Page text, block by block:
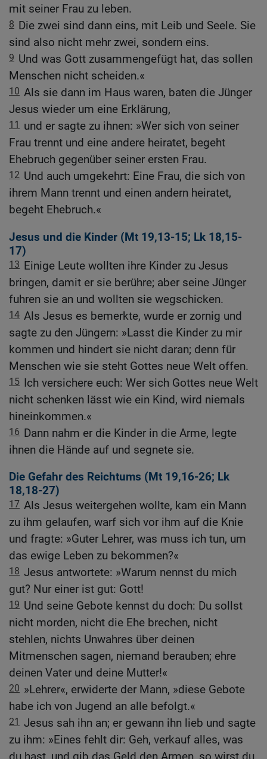
mit seiner Frau zu leben.
8 Die zwei sind dann eins, mit Leib und Seele. Sie
sind also nicht mehr zwei, sondern eins.
9 Und was Gott zusammengefügt hat, das sollen
Menschen nicht scheiden.«
10 Als sie dann im Haus waren, baten die Jünger
Jesus wieder um eine Erklärung,
11
und er sagte zu ihnen: »Wer sich von seiner
Frau trennt und eine andere heiratet, begeht
Ehebruch gegenüber seiner ersten Frau.
12 Und auch umgekehrt: Eine Frau, die sich von
ihrem Mann trennt und einen andern heiratet,
begeht Ehebruch.«
Jesus und die Kinder (Mt 19,13-15; Lk 18,15-
17)
13 Einige Leute wollten ihre Kinder zu Jesus
bringen, damit er sie berühre; aber seine Jünger
fuhren sie an und wollten sie wegschicken.
14 Als Jesus es bemerkte, wurde er zornig und
sagte zu den Jüngern: »Lasst die Kinder zu mir
kommen und hindert sie nicht daran; denn für
Menschen wie sie steht Gottes neue Welt offen.
15 Ich versichere euch: Wer sich Gottes neue Welt
nicht schenken lässt wie ein Kind, wird niemals
hineinkommen.«
16 Dann nahm er die Kinder in die Arme, legte
ihnen die Hände auf und segnete sie.
Die Gefahr des Reichtums (Mt 19,16-26; Lk
18,18-27)
17 Als Jesus weitergehen wollte, kam ein Mann
zu ihm gelaufen, warf sich vor ihm auf die Knie
und fragte: »Guter Lehrer, was muss ich tun, um
das ewige Leben zu bekommen?«
18 Jesus antwortete: »Warum nennst du mich
gut? Nur einer ist gut: Gott!
19 Und seine Gebote kennst du doch: Du sollst
nicht morden, nicht die Ehe brechen, nicht
stehlen, nichts Unwahres über deinen
Mitmenschen sagen, niemand berauben; ehre
deinen Vater und deine Mutter!«
20 »Lehrer«, erwiderte der Mann, »diese Gebote
habe ich von Jugend an alle befolgt.«
21 Jesus sah ihn an; er gewann ihn lieb und sagte
zu ihm: »Eines fehlt dir: Geh, verkauf alles, was
du hast, und gib das Geld den Armen, so wirst du